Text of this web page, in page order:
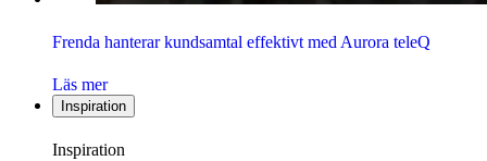
Frenda hanterar kundsamtal effektivt med Aurora teleQ
Läs mer
Inspiration
Inspiration